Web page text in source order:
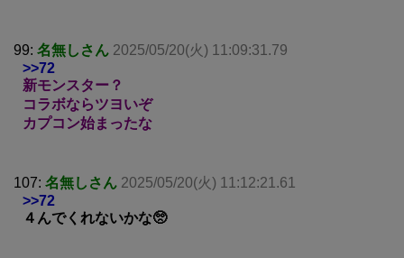
99: 名無しさん 2025/05/20(火) 11:09:31.79
>>72
新モンスター？
コラボならツヨいぞ
カプコン始まったな
107: 名無しさん 2025/05/20(火) 11:12:21.61
>>72
４んでくれないかな🥺